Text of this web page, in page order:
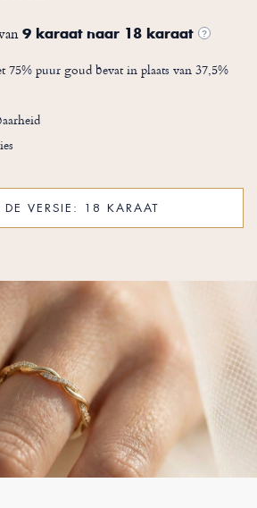
9 karaat naar 18 karaat ?
75% puur goud bevat in plaats van 37,5%
DE VERSIE: 18 KARAAT